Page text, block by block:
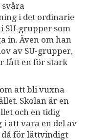
i det ordinarie
SU-grupper som
in. Även om han
av SU-grupper,
fått en för stark
att bli vuxna
Skolan är en
och en tidig
i att vara en del av
då för lättvindigt